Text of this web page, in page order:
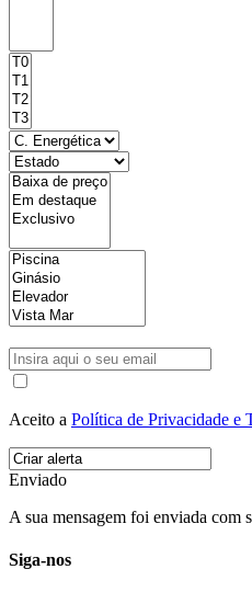
Aceito a Política de Privacidade e
Enviado
A sua mensagem foi enviada com
Siga-nos